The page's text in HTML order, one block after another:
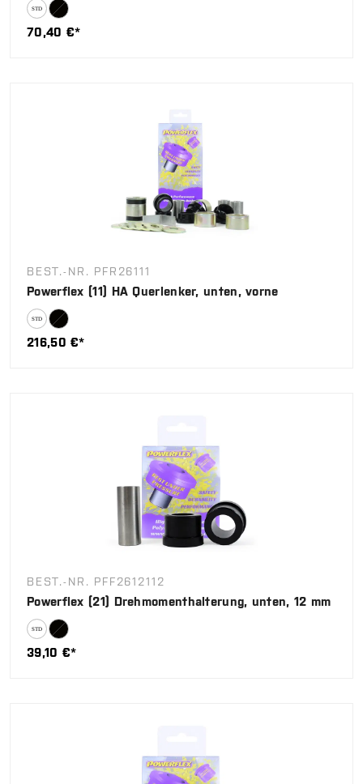
70,40 €*
BEST.-NR. PFR26111
Powerflex (11) HA Querlenker, unten, vorne
216,50 €*
BEST.-NR. PFF2612112
Powerflex (21) Drehmomenthalterung, unten, 12 mm
39,10 €*